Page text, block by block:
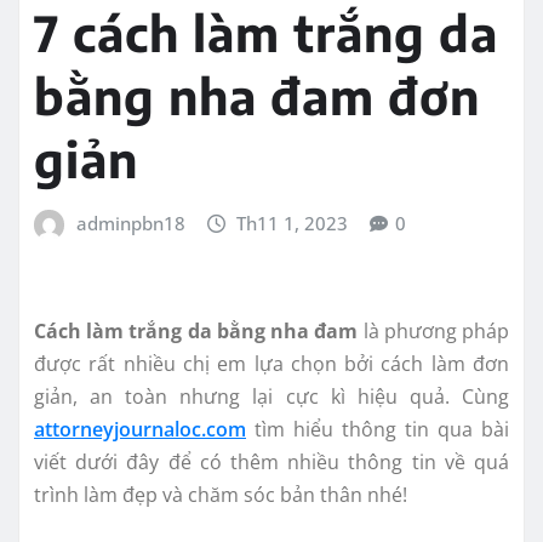
7 cách làm trắng da
bằng nha đam đơn
giản
adminpbn18 Th11 1, 2023 0
Cách làm trắng da bằng nha đam là phương pháp
được rất nhiều chị em lựa chọn bởi cách làm đơn
giản, an toàn nhưng lại cực kì hiệu quả. Cùng
attorneyjournaloc.com tìm hiểu thông tin qua bài
viết dưới đây để có thêm nhiều thông tin về quá
trình làm đẹp và chăm sóc bản thân nhé!